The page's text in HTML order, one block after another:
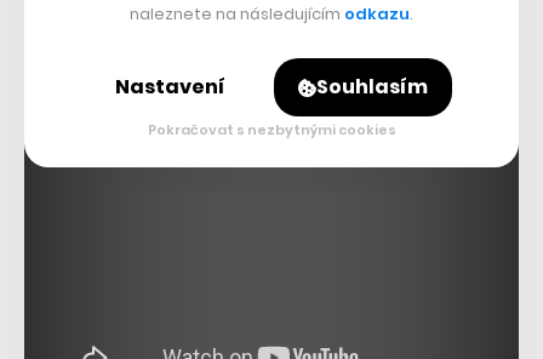
naleznete na následujícím odkazu.
Nastavení Souhlasím
Pokračovat s nezbytnými cookies